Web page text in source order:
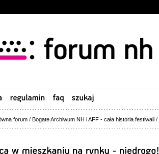
forum / Bogate Archiwum NH i AFF - cała historia festiwali /